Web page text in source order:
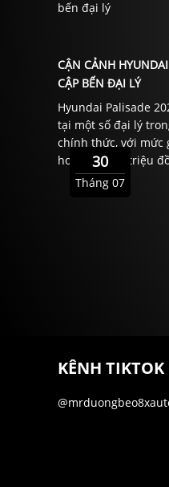
CẬN CẢNH
CẬP BẾN ĐẠI LÝ
Hyundai Palisade
tại một số đại lý
chính thức, với mức
hơn gần 200 triệu
30
Tháng 07
KÊNH TIKTOK